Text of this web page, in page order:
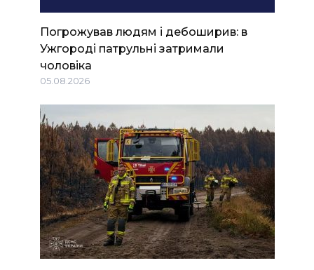
Погрожував людям і дебоширив: в
Ужгороді патрульні затримали
чоловіка
05.08.2026